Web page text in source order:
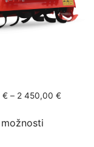
€ – 2 450,00 €